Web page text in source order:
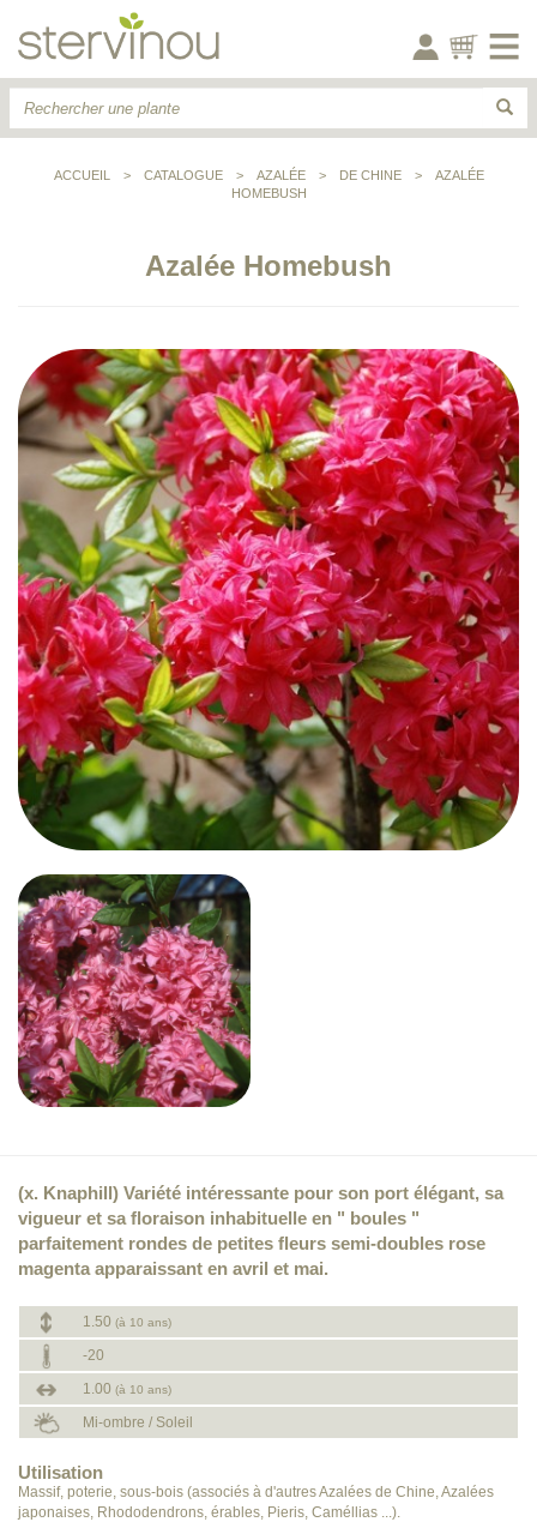
ACCUEIL > CATALOGUE > AZALÉE > DE CHINE >
AZALÉE
HOMEBUSH
Azalée Homebush
(x. Knaphill) Variété intéressante pour son port élégant, sa
vigueur et sa floraison inhabituelle en " boules "
parfaitement rondes de petites fleurs semi-doubles rose
magenta apparaissant en avril et mai.
1.50 (à 10 ans)
-20
1.00 (à 10 ans)
Mi-ombre / Soleil
Utilisation
Massif, poterie, sous-bois (associés à d'autres Azalées de Chine, Azalées
japonaises, Rhododendrons, érables, Pieris, Caméllias ...).